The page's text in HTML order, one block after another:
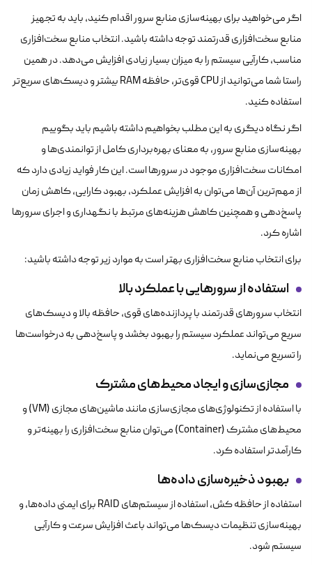
اگر می‌خواهید برای بهینه‌سازی منابع سرور اقدام کنید، باید به تجهیز
منابع سخت‌افزاری قدرتمند توجه داشته باشید. انتخاب منابع سخت‌افزاری
مناسب، کارآیی سیستم را به میزان بسیار زیادی افزایش می‌دهد. در همین
راستا شما می‌توانید از CPU قوی‌تر، حافظه RAM بیشتر و دیسک‌های سریع‌تر
استفاده کنید.
اگر نگاه دیگری به این مطلب بخواهیم داشته باشیم باید بگوییم
بهینه‌سازی منابع سرور، به معنای بهره‌برداری کامل از توانمندی‌ها و
امکانات سخت‌افزاری موجود در سرورها است. این کار فواید زیادی دارد که
از مهم‌ترین آن‌ها می‌توان به افزایش عملکرد، بهبود کارایی، کاهش زمان
پاسخ‌دهی و همچنین کاهش هزینه‌های مرتبط با نگهداری و اجرای سرورها
اشاره کرد.
برای انتخاب منابع سخت‌افزاری بهتر است به موارد زیر توجه داشته باشید:
استفاده از سرورهایی با عملکرد بالا
انتخاب سرورهای قدرتمند با پردازنده‌های قوی، حافظه بالا و دیسک‌های
سریع می‌تواند عملکرد سیستم را بهبود بخشد و پاسخ‌دهی به درخواست‌ها
را تسریع می‌نماید.
مجازی‌سازی و ایجاد محیط‌های مشترک
با استفاده از تکنولوژی‌های مجازی‌سازی مانند ماشین‌های مجازی (VM) و
محیط‌های مشترک (Container) می‌توان منابع سخت‌افزاری را بهینه‌تر و
کارآمدتر استفاده کرد.
بهبود ذخیره‌سازی داده‌ها
استفاده از حافظه کش، استفاده از سیستم‌های RAID برای ایمنی داده‌ها، و
بهینه‌سازی تنظیمات دیسک‌ها می‌تواند باعث افزایش سرعت و کارآیی
سیستم شود.